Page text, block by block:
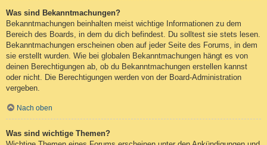
Was sind Bekanntmachungen?
Bekanntmachungen beinhalten meist wichtige Informationen zu dem
Bereich des Boards, in dem du dich befindest. Du solltest sie stets lesen.
Bekanntmachungen erscheinen oben auf jeder Seite des Forums, in dem
sie erstellt wurden. Wie bei globalen Bekanntmachungen hängt es von
deinen Berechtigungen ab, ob du Bekanntmachungen erstellen kannst
oder nicht. Die Berechtigungen werden von der Board-Administration
vergeben.
Nach oben
Was sind wichtige Themen?